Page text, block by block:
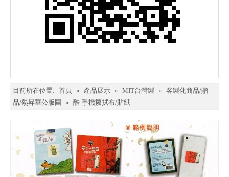
目前所在位置: 首頁 » 產品展示 » MIT台灣製 » 客製化商品/贈
品/熱昇華公版圖
» 酷-手機擦拭布/貼紙